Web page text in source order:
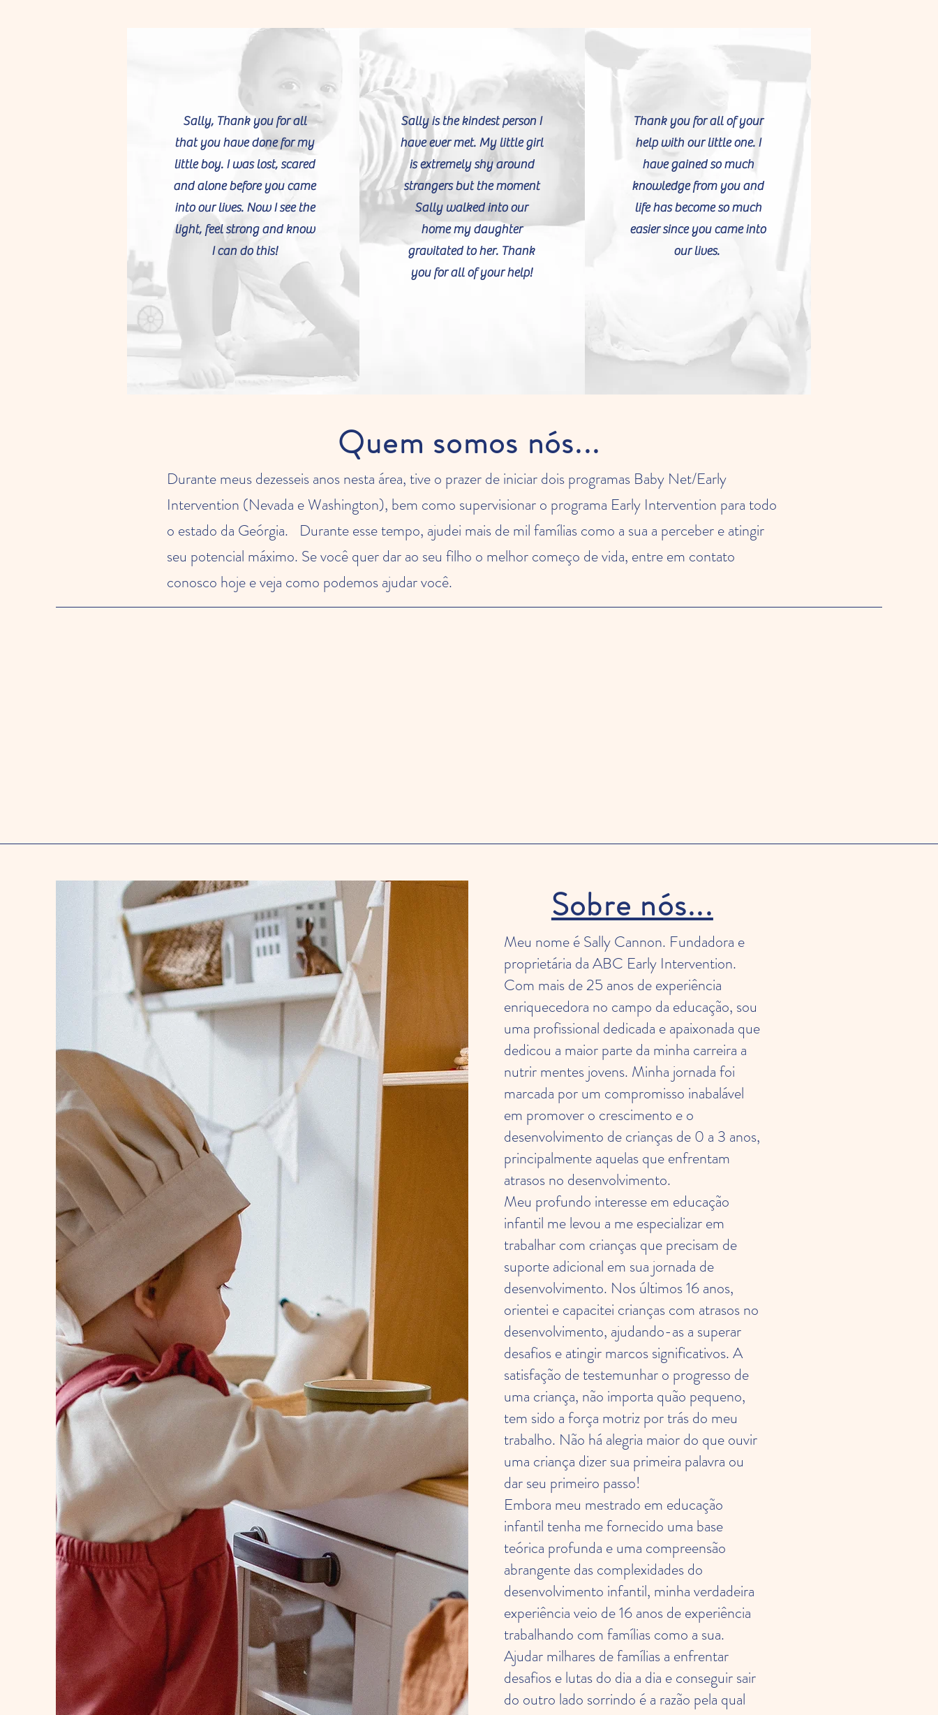
Sally, Thank you for all
that you have done for my
little boy. I was lost, scared
and alone before you came
into our lives. Now I see the
light, feel strong and know
I can do this!
Sally is the kindest person I
have ever met. My little girl
is extremely shy around
strangers but the moment
Sally walked into our
home my daughter
gravitated to her. Thank
you for all of your help!
Thank you for all of your
help with our little one. I
have gained so much
knowledge from you and
life has become so much
easier since you came into
our lives.
Quem somos nós...
Durante meus dezesseis anos nesta área, tive o prazer de iniciar dois programas Baby Net/Early
Intervention (Nevada e Washington), bem como supervisionar o programa Early Intervention para todo
o estado da Geórgia.
Durante esse tempo, ajudei mais de mil famílias como a sua a perceber e atingir
seu potencial máximo. Se você quer dar ao seu filho o melhor começo de vida, entre em contato
conosco hoje e veja como podemos ajudar você.
Sobre nós...
Meu nome é Sally Cannon. Fundadora e
proprietária da ABC Early Intervention.
Com mais de 25 anos de experiência
enriquecedora no campo da educação, sou
uma profissional dedicada e apaixonada que
dedicou a maior parte da minha carreira a
nutrir mentes jovens. Minha jornada foi
marcada por um compromisso inabalável
em promover o crescimento e o
desenvolvimento de crianças de 0 a 3 anos,
principalmente aquelas que enfrentam
atrasos no desenvolvimento.
Meu profundo interesse em educação
infantil me levou a me especializar em
trabalhar com crianças que precisam de
suporte adicional em sua jornada de
desenvolvimento. Nos últimos 16 anos,
orientei e capacitei crianças com atrasos no
desenvolvimento, ajudando-as a superar
desafios e atingir marcos significativos. A
satisfação de testemunhar o progresso de
uma criança, não importa quão pequeno,
tem sido a força motriz por trás do meu
trabalho. Não há alegria maior do que ouvir
uma criança dizer sua primeira palavra ou
dar seu primeiro passo!
Embora meu mestrado em educação
infantil tenha me fornecido uma base
teórica profunda e uma compreensão
abrangente das complexidades do
desenvolvimento infantil, minha verdadeira
experiência veio de 16 anos de experiência
trabalhando com famílias como a sua.
Ajudar milhares de famílias a enfrentar
desafios e lutas do dia a dia e conseguir sair
do outro lado sorrindo é a razão pela qual